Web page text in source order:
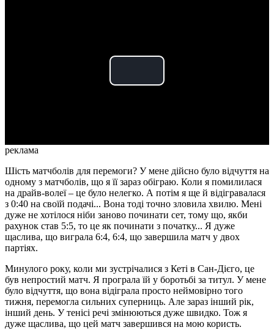
Play
реклама
Шість матчболів для перемоги? У мене дійсно було відчуття на
одному з матчболів, що я її зараз обіграю. Коли я помилилася
на драйв-волеї – це було нелегко. А потім я ще й відігравалася
з 0:40 на своїй подачі... Вона тоді точно зловила хвилю. Мені
дуже не хотілося ніби заново починати сет, тому що, якби
рахунок став 5:5, то це як починати з початку... Я дуже
щаслива, що виграла 6:4, 6:4, що завершила матч у двох
партіях.
Минулого року, коли ми зустрічалися з Кеті в Сан-Дієго, це
був непростий матч. Я програла їй у боротьбі за титул. У мене
було відчуття, що вона відіграла просто неймовірно того
тижня, перемогла сильних суперниць. Але зараз інший рік,
інший день. У тенісі речі змінюються дуже швидко. Тож я
дуже щаслива, що цей матч завершився на мою користь.